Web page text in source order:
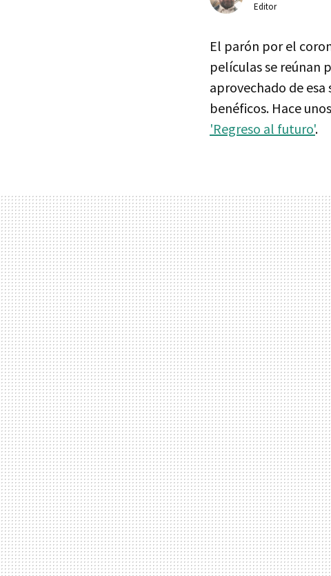
Editor
El parón por el
películas se reúnan
aprovechado de
benéficos. Hace
'Regreso al futuro'.